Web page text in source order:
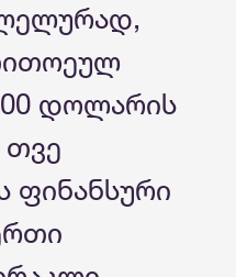
დოლარის
ფინანსური